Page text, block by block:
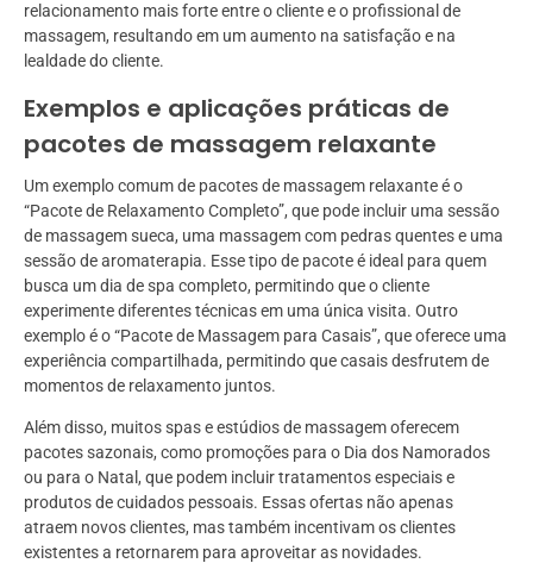
relacionamento mais forte entre o cliente e o profissional de
massagem, resultando em um aumento na satisfação e na
lealdade do cliente.
Exemplos e aplicações práticas de
pacotes de massagem relaxante
Um exemplo comum de pacotes de massagem relaxante é o
“Pacote de Relaxamento Completo”, que pode incluir uma sessão
de massagem sueca, uma massagem com pedras quentes e uma
sessão de aromaterapia. Esse tipo de pacote é ideal para quem
busca um dia de spa completo, permitindo que o cliente
experimente diferentes técnicas em uma única visita. Outro
exemplo é o “Pacote de Massagem para Casais”, que oferece uma
experiência compartilhada, permitindo que casais desfrutem de
momentos de relaxamento juntos.
Além disso, muitos spas e estúdios de massagem oferecem
pacotes sazonais, como promoções para o Dia dos Namorados
ou para o Natal, que podem incluir tratamentos especiais e
produtos de cuidados pessoais. Essas ofertas não apenas
atraem novos clientes, mas também incentivam os clientes
existentes a retornarem para aproveitar as novidades.